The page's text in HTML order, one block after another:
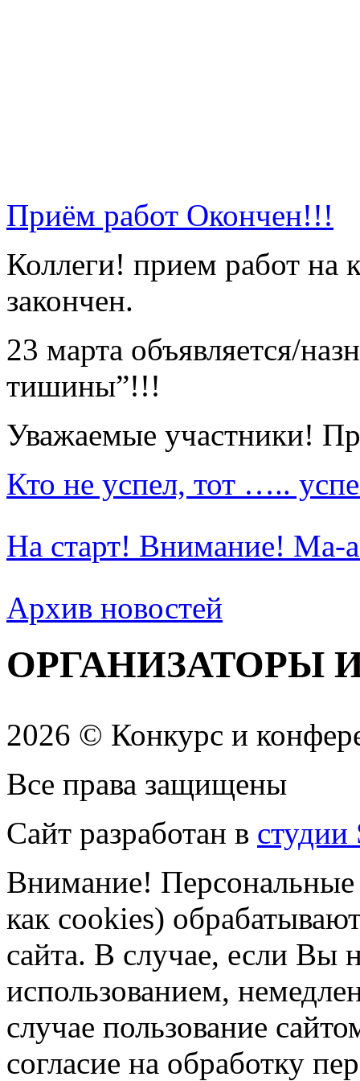
Приём работ Окончен!!!
Коллеги! прием работ на
закончен.
23 марта объявляется/
тишины”!!!
Уважаемые участники!
Кто не успел, тот …..
На старт! Внимание! Ма-
Архив новостей
ОРГАНИЗАТОРЫ
2026 © Конкурс и
Все права защищены
Сайт разработан в студии
Внимание! Персональные
как cookies)
сайта. В случае, если Вы
использованием,
случае пользование
согласие на обработку